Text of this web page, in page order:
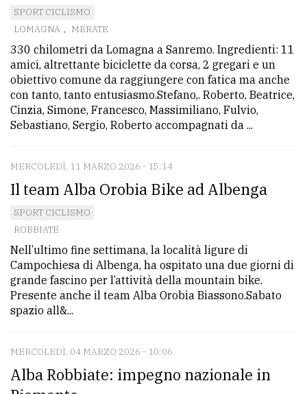
SPORT CICLISMO
LOMAGNA , MERATE
330 chilometri da Lomagna a Sanremo. Ingredienti: 11
amici, altrettante biciclette da corsa, 2 gregari e un
obiettivo comune da raggiungere con fatica ma anche
con tanto, tanto entusiasmo.Stefano,. Roberto, Beatrice,
Cinzia, Simone, Francesco, Massimiliano, Fulvio,
Sebastiano, Sergio, Roberto accompagnati da ...
MERCOLEDÌ, 11 MARZO 2026 - 15:14
Il team Alba Orobia Bike ad Albenga
SPORT CICLISMO
ROBBIATE
Nell’ultimo fine settimana, la località ligure di
Campochiesa di Albenga, ha ospitato una due giorni di
grande fascino per l’attività della mountain bike.
Presente anche il team Alba Orobia Biassono.Sabato
spazio all&...
MERCOLEDÌ, 04 MARZO 2026 - 10:06
Alba Robbiate: impegno nazionale in